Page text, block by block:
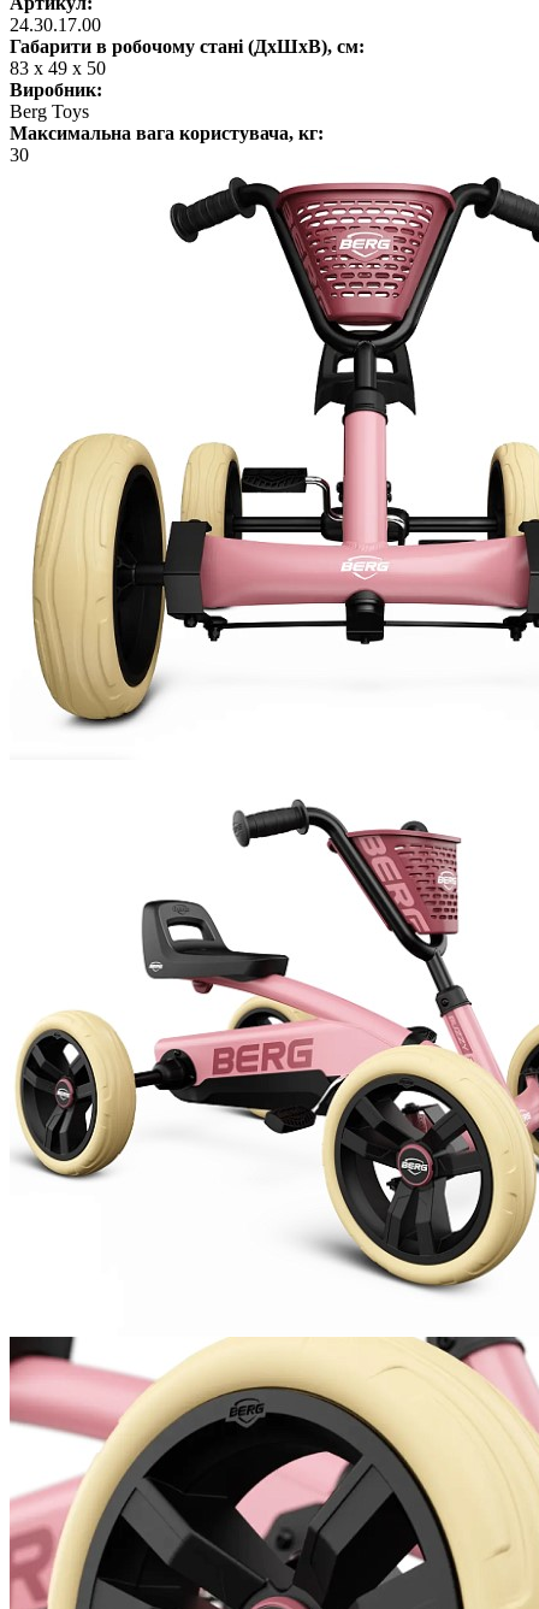
24.30.17.00
Габарити в робочому стані (ДхШхВ), см:
83 х 49 х 50
Виробник:
Berg Toys
Максимальна вага користувача, кг:
30